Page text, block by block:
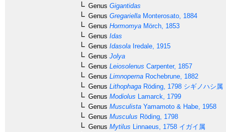
Genus Gigantidas
Genus Gregariella Monterosato, 1884
Genus Hormomya Mörch, 1853
Genus Idas
Genus Idasola Iredale, 1915
Genus Jolya
Genus Leiosolenus Carpenter, 1857
Genus Limnoperna Rochebrune, 1882
Genus Lithophaga Röding, 1798 シギノハシ属
Genus Modiolus Lamarck, 1799
Genus Musculista Yamamoto & Habe, 1958
Genus Musculus Röding, 1798
Genus Mytilus Linnaeus, 1758 イガイ属